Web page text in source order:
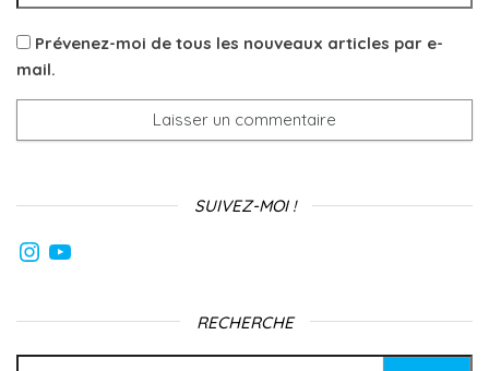
Prévenez-moi de tous les nouveaux articles par e-
mail.
SUIVEZ-MOI !
Instagram
YouTube
RECHERCHE